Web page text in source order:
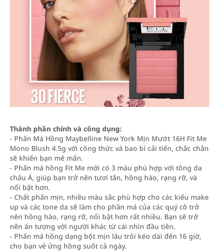
Thành phần chính và công dụng:
- Phấn Má Hồng Maybelline New York Mịn Mướt 16H Fit Me
Mono Blush 4.5g với công thức và bao bì cải tiến, chắc chắn
sẽ khiến bạn mê mẩn.
- Phấn má hồng Fit Me mới có 3 màu phù hợp với tông da
châu Á, giúp bạn trở nên tươi tắn, hồng hào, rạng rỡ, và
nổi bật hơn.
- Chất phấn mịn, nhiều màu sắc phù hợp cho các kiểu make
up và các tone da sẽ làm cho phần má của các quý cô trở
nên hồng hào, rạng rỡ, nổi bật hơn rất nhiều. Bạn sẽ trở
nên ấn tượng với người khác từ cái nhìn đầu tiên.
- Phấn má hồng dạng bột mịn lâu trôi kéo dài đến 16 giờ,
cho bạn vẻ ửng hồng suốt cả ngày.